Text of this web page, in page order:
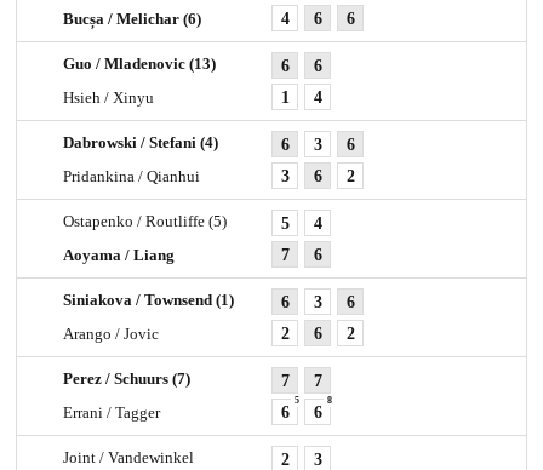
Bucșa / Melichar (6)
4
6
6
Guo / Mladenovic (13)
Hsieh / Xinyu
6
1
6
4
Dabrowski / Stefani (4)
Pridankina / Qianhui
6
3
3
6
6
2
Ostapenko / Routliffe (5)
Aoyama / Liang
5
7
4
6
Siniakova / Townsend (1)
Arango / Jovic
6
2
3
6
6
2
Perez / Schuurs (7)
Errani / Tagger
7
6
5
7
6
8
Joint / Vandewinkel
2
3